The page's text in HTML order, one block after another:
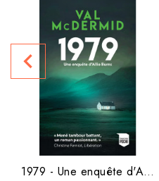
1979 - Une enquête d'Allie...
navigate_before